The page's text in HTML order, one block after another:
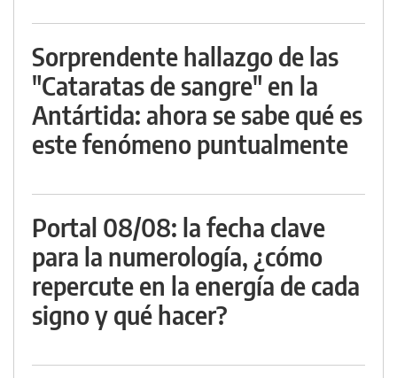
Sorprendente hallazgo de las
"Cataratas de sangre" en la
Antártida: ahora se sabe qué es
este fenómeno puntualmente
Portal 08/08: la fecha clave
para la numerología, ¿cómo
repercute en la energía de cada
signo y qué hacer?